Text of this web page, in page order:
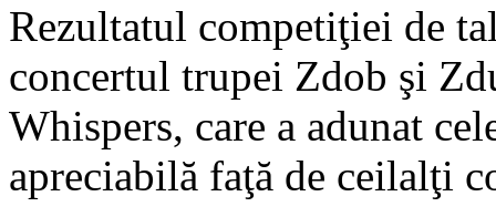
Rezultatul competiţiei de
concertul trupei Zdob şi
Whispers, care a adunat
apreciabilă faţă de ceilalţi